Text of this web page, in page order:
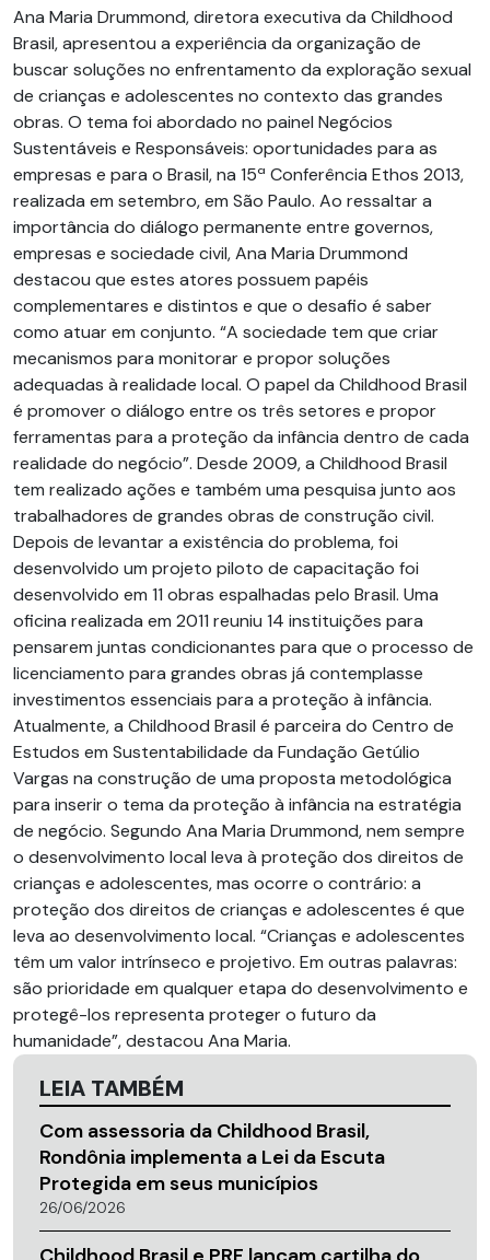
Ana Maria Drummond, diretora executiva da Childhood
Brasil, apresentou a experiência da organização de
buscar soluções no enfrentamento da exploração sexual
de crianças e adolescentes no contexto das grandes
obras. O tema foi abordado no painel Negócios
Sustentáveis e Responsáveis: oportunidades para as
empresas e para o Brasil, na 15ª Conferência Ethos 2013,
realizada em setembro, em São Paulo. Ao ressaltar a
importância do diálogo permanente entre governos,
empresas e sociedade civil, Ana Maria Drummond
destacou que estes atores possuem papéis
complementares e distintos e que o desafio é saber
como atuar em conjunto. “A sociedade tem que criar
mecanismos para monitorar e propor soluções
adequadas à realidade local. O papel da Childhood Brasil
é promover o diálogo entre os três setores e propor
ferramentas para a proteção da infância dentro de cada
realidade do negócio”. Desde 2009, a Childhood Brasil
tem realizado ações e também uma pesquisa junto aos
trabalhadores de grandes obras de construção civil.
Depois de levantar a existência do problema, foi
desenvolvido um projeto piloto de capacitação foi
desenvolvido em 11 obras espalhadas pelo Brasil. Uma
oficina realizada em 2011 reuniu 14 instituições para
pensarem juntas condicionantes para que o processo de
licenciamento para grandes obras já contemplasse
investimentos essenciais para a proteção à infância.
Atualmente, a Childhood Brasil é parceira do Centro de
Estudos em Sustentabilidade da Fundação Getúlio
Vargas na construção de uma proposta metodológica
para inserir o tema da proteção à infância na estratégia
de negócio. Segundo Ana Maria Drummond, nem sempre
o desenvolvimento local leva à proteção dos direitos de
crianças e adolescentes, mas ocorre o contrário: a
proteção dos direitos de crianças e adolescentes é que
leva ao desenvolvimento local. “Crianças e adolescentes
têm um valor intrínseco e projetivo. Em outras palavras:
são prioridade em qualquer etapa do desenvolvimento e
protegê-los representa proteger o futuro da
humanidade”, destacou Ana Maria.
LEIA TAMBÉM
Com assessoria da Childhood Brasil,
Rondônia implementa a Lei da Escuta
Protegida em seus municípios
26/06/2026